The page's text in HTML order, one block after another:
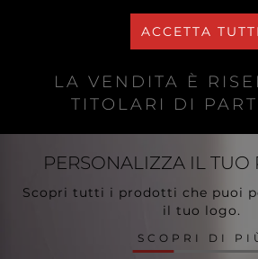
LA VENDITA È
TITOLARI DI
PERSONALIZZA IL TUO
Scopri tutti i prodotti che puoi
il tuo logo.
SCOPRI DI
ACCETTA TUTTI